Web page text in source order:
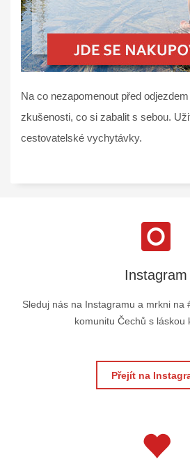
Na co nezapomenout před
zkušenosti, co si zabalit s sebou.
cestovatelské vychytávky.
Instagram
Sleduj nás na Instagramu a mrkni na
komunitu Čechů s láskou
Přejít na